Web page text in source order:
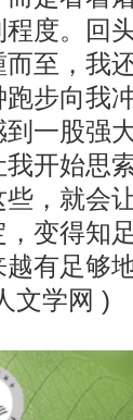
度。回
而至，我
步向我
一股强
开始思
，就会
变得知
有足够
文学网 )